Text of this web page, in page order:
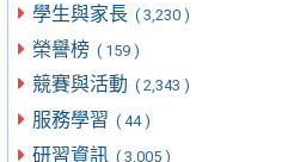
學生與家長 ( 3,230 )
榮譽榜 ( 159 )
競賽與活動 ( 2,343 )
服務學習 ( 44 )
研習資訊 ( 3,005 )